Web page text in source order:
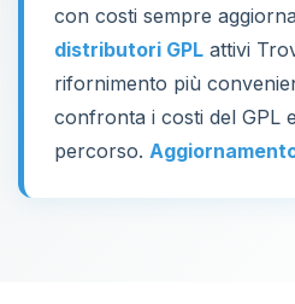
con costi sempre
distributori GPL attivi
rifornimento più
confronta i costi del GPL
percorso.